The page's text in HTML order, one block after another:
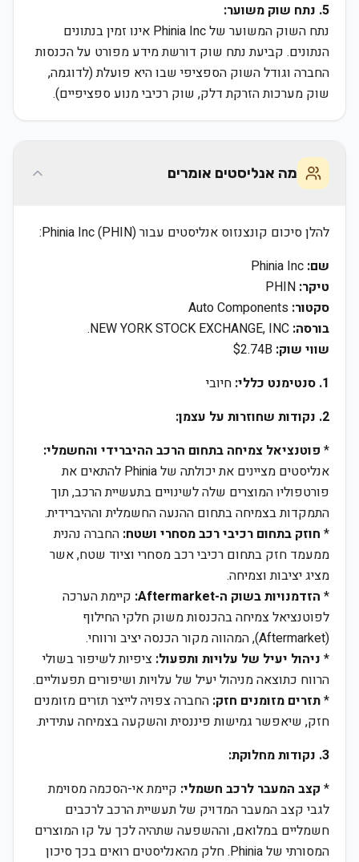
5. נתח שוק משוער:
נתח השוק המשוער של Phinia Inc אינו זמין בנתונים
הנתונים. קביעת נתח שוק דורשת מידע מפורט על הכנסות
החברה וגודל השוק הספציפי שבו היא פועלת (לדוגמה,
שוק מערכות הזרקת דלק, שוק רכיבי מנוע ספציפיים).
מה אנליסטים אומרים
להלן סיכום קונצנזוס אנליסטים עבור Phinia Inc (PHIN):
שם:
טיקר:
סקטור:
בורסה:
שווי שוק:
1. סנטימנט כללי:
חיובי
2. נקודות שחוזרות על עצמן:
* פוטנציאל צמיחה בתחום הרכב ההיברידי והחשמלי:
אנליסטים מציינים את יכולתה של Phinia להתאים את
פורטפוליו המוצרים שלה לשינויים בתעשיית הרכב, תוך
התמקדות בצמיחה בתחום ההנעה החשמלית וההיברידית.
* חוזק בתחום רכיבי רכב מסחרי ושטח: החברה נהנית
ממעמד חזק בתחום רכיבי רכב מסחרי וציוד שטח, אשר
מציג יציבות וצמיחה.
* הזדמנויות בשוק ה-Aftermarket:
קיימת הערכה
לפוטנציאל צמיחה בהכנסות משוק חלקי החילוף
(Aftermarket), המהווה מקור הכנסה יציב ורווחי.
* ניהול יעיל של עלויות ותפעול: ציפיות לשיפור בשולי
הרווח כתוצאה מניהול יעיל של עלויות ושיפורים תפעוליים.
*תזרים מזומנים חזק: החברה צפויה לייצר תזרים מזומנים
חזק, שיאפשר גמישות פיננסית והשקעה בצמיחה עתידית.
3. נקודות מחלוקת:
* קצב המעבר לרכב חשמלי: קיימת אי-הסכמה מסוימת
לגבי קצב המעבר המדויק של תעשיית הרכב לרכבים
חשמליים במלואם, וההשפעה שתהיה לכך על קו המוצרים
המסורתי של Phinia. חלק מהאנליסטים רואים בכך סיכון